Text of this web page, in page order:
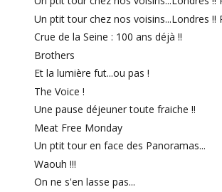
Un ptit tour chez nos voisins...Londres !!
Crue de la Seine : 100 ans déjà !!
Brothers
Et la lumière fut...ou pas !
The Voice !
Une pause déjeuner toute fraiche !!
Meat Free Monday
Un ptit tour en face des Panoramas...
Waouh !!!
On ne s'en lasse pas...